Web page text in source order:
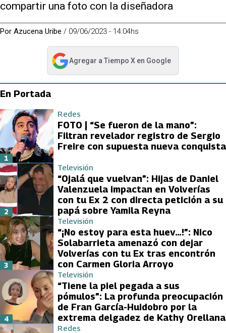
compartir una foto con la diseñadora
Por Azucena Uribe / 09/06/2023 - 14:04hs
Agregar a Tiempo Xen Google
abre en nueva pestaña
En Portada
Redes
FOTO | “Se fueron de la mano”:
Filtran revelador registro de Sergio
Freire con supuesta nueva conquista
1
Televisión
“Ojalá que vuelvan”: Hijas de Daniel
Valenzuela impactan en Volverías
con tu Ex 2 con directa petición a su
papá sobre Yamila Reyna
2
Televisión
“¡No estoy para esta huev…!”: Nico
Solabarrieta amenazó con dejar
Volverías con tu Ex tras encontrón
con Carmen Gloria Arroyo
3
Televisión
“Tiene la piel pegada a sus
pómulos”: La profunda preocupación
de Fran García-Huidobro por la
extrema delgadez de Kathy Orellana
4
Redes